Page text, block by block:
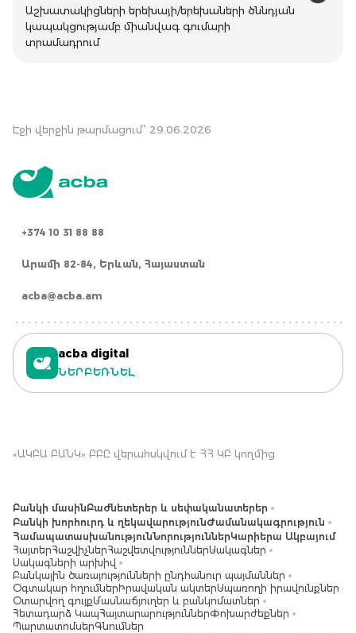
Աշխատակիցների երեխայի/երեխաների ծննդյան
կապակցությամբ միանվագ գումարի
տրամադրում
Էջի վերջին թարմացում՝ 29.06.2026
+374 10 31 88 88
Արամի 82-84, Երևան, Հայաստան
acba@acba.am
acba digital
ՆԵՐԲԵՌՆԵԼ
«ԱԿԲԱ ԲԱՆԿ» ԲԲԸ վերահսկվում է ՀՀ ԿԲ կողմից
Բանկի մասինԲաժնետերեր և սեփականատերեր
Բանկի խորհուրդ և ղեկավարությունԺամանակագրություն
ՀամապատասխանությունՆորություններԿարիերա Ակբայում
ՀայտերՀաշվիչներՀաշվետվություններՍակագներ
Սակագների արխիվ
Բանկային ծառայությունների ընդհանուր պայմաններ
Օգտակար հղումներ Իրավական ակտերՍպառողի իրավունքներ
Օտարվող գույքՄասնաճյուղեր և բանկոմատներ
Հետադարձ ԿապՀայտարարություններՓոխարժեքներ
ՊարտատոմսերԳնումներ